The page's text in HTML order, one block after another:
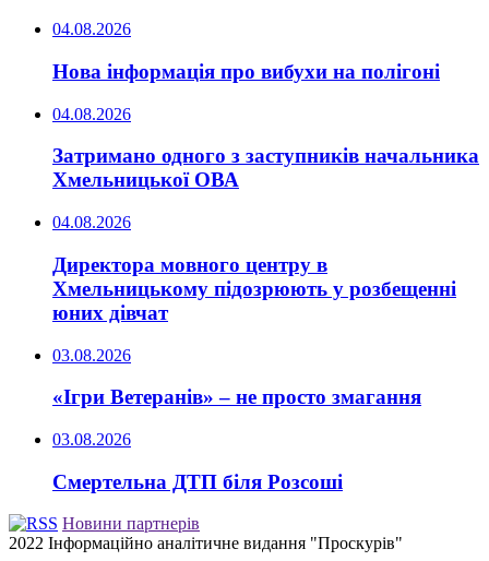
04.08.2026
Нова інформація про вибухи на полігоні
04.08.2026
Затримано одного з заступників начальника
Хмельницької ОВА
04.08.2026
Директора мовного центру в
Хмельницькому підозрюють у розбещенні
юних дівчат
03.08.2026
«Ігри Ветеранів» – не просто змагання
03.08.2026
Смертельна ДТП біля Розсоші
Новини партнерів
2022 Інформаційно аналітичне видання "Проскурів"